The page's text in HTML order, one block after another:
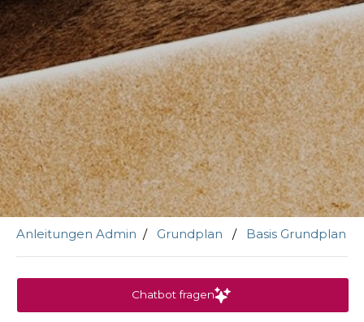
Anleitungen Admin Grundplan Basis Grundplan
Chatbot fragen